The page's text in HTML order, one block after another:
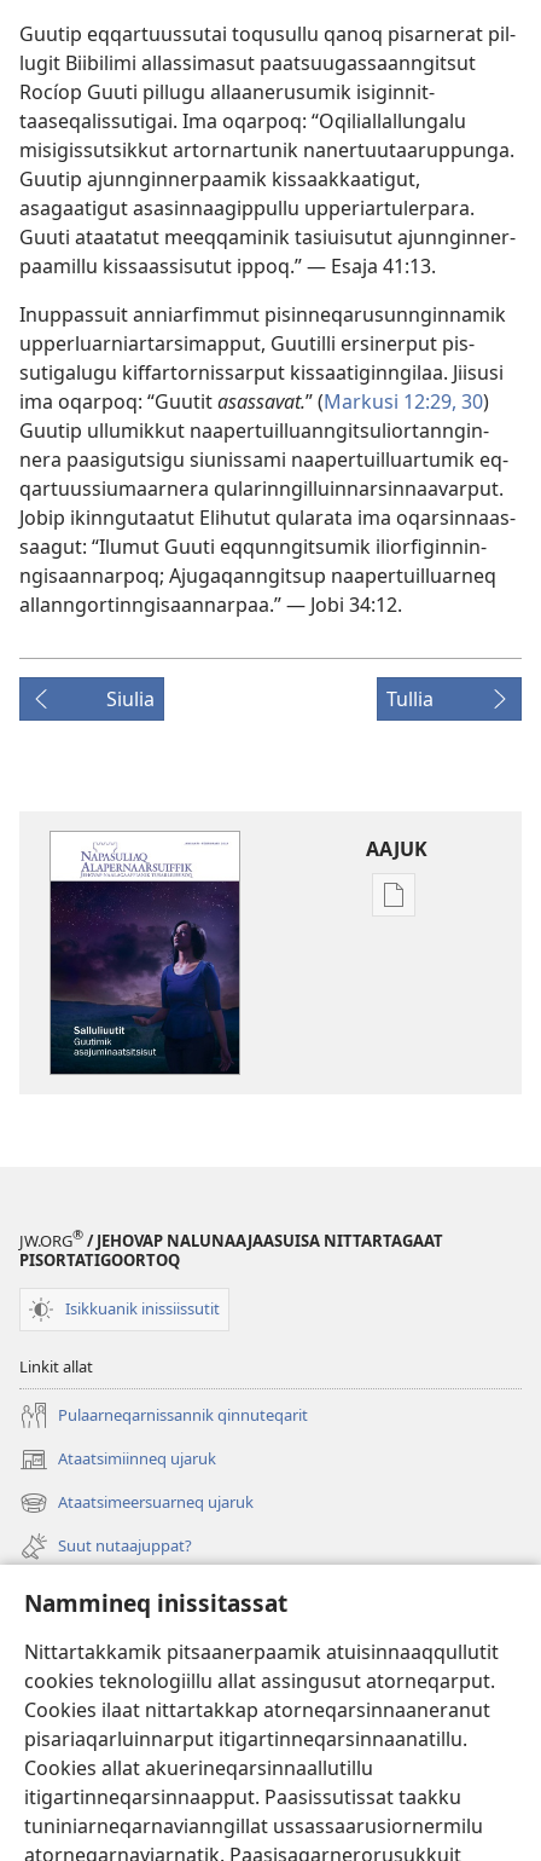
Nammineq inissitassat
Nittartakkamik pitsaanerpaamik atuisinnaaqqullutit
cookies teknologiillu allat assingusut atorneqarput.
Cookies ilaat nittartakkap atorneqarsinnaaneranut
pisariaqarluinnarput itigartinneqarsinnaanatillu.
Cookies allat akuerineqarsinnaallutillu
itigartinneqarsinnaapput. Paasissutissat taakku
tuniniarneqarnavianngillat ussassaarusiornermilu
atorneqarnaviarnatik. Paasisaqarnerorusukkuit
Guutip eq­qar­tuus­sutai toqusul­lu qanoq pisar­nerat pil­
lugit Biibilimi al­las­simasut paatsuugas­saan­ngitsut
Rocíop Guuti pil­lugu al­laanerusumik isigin­nit­
taaseqalis­sutigai. Ima oqar­poq: “Oqilial­lal­lungalu
misigis­sutsik­kut ar­tor­nar­tunik naner­tuutaarup­punga.
Guutip ajun­ngin­ner­paamik kis­saak­kaatigut,
asagaatigut asasin­naagip­pul­lu up­periar­tuler­para.
Guuti ataatatut meeq­qaminik tasiuisutut ajun­ngin­ner­
paamil­lu kis­saas­sisutut ip­poq.” — Esaja 41:13.
Inup­pas­suit an­niarfim­mut pisin­neqarusun­ngin­namik
up­perluar­niar­tarsimap­put, Guutil­li ersiner­put pis­
sutigalugu kif­far­tor­nis­sar­put kis­saatigin­ngilaa. Jiisusi
ima oqar­poq: “Guutitasas­savat.” (Markusi 12:29, 30)
Guutip ul­lumik­kut naaper­tuil­luan­ngitsulior­tan­ngin­
nera paasigutsigu siunis­sami naaper­tuil­luar­tumik eq­
qar­tuus­siumaar­nera qularin­ngil­luin­narsin­naavar­put.
Jobip ikin­ngutaatut Elihutut qularata ima oqarsin­naas­
saagut: “Ilumut Guuti eq­qun­ngitsumik iliorfigin­nin­
ngisaan­nar­poq; Ajugaqan­ngitsup naaper­tuil­luar­neq
al­lan­ngor­tin­ngisaan­nar­paa.” — Jobi 34:12.
Siulia Tullia
AAJUK
Atuagassanik
JW.ORG® / JEHOVAP NALUNAAJAASUISA NITTARTAGAAT
PISORTATIGOORTOQ
Isikkuanik inissiissutit
Linkit allat
Pulaarneqarnissannik qinnuteqarit
Ataatsimiinneq ujaruk
(opens
new
window)
Ataatsimeersuarneq ujaruk
(opens
new
window)
Suut nutaajuppat?
Isiginnaagassiat
Tunissuteqarneq
(opens
new
window)INTERNETIKKUT ATUAGAATEQARFIK Watchtower™
(opens
new
window)JW Hub ®
(opens
new